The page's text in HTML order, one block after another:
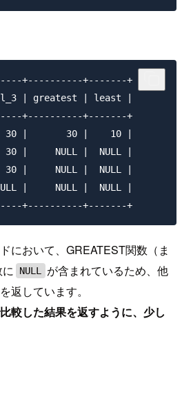
+----------+-------+
| greatest | least |
+----------+-------+
|       30 |    10 |
|     NULL |  NULL |
|     NULL |  NULL |
|     NULL |  NULL |
において、GREATEST関数（ま
NULL
が含まれているため、他
を返しています。
較した結果を返すように、少し